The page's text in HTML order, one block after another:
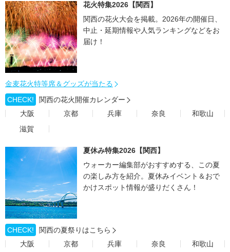
花火特集2026【関西】
関西の花火大会を掲載。2026年の開催日、
中止・延期情報や人気ランキングなどをお
届け！
金麦花火特等席＆グッズが当たる
CHECK!
関西の花火開催カレンダー
大阪
京都 兵庫 奈良
和歌山
滋賀
夏休み特集2026【関西】
ウォーカー編集部がおすすめする、この夏
の楽しみ方を紹介。夏休みイベント＆おで
かけスポット情報が盛りだくさん！
CHECK!
関西の夏祭りはこちら
大阪
京都 兵庫 奈良
和歌山